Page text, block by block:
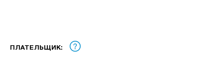
ПЛАТЕЛЬЩИК: